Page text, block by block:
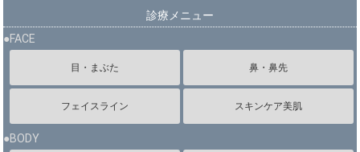
診療メニュー
●FACE
目・まぶた 鼻・鼻先
フェイスライン スキンケア美肌
●BODY